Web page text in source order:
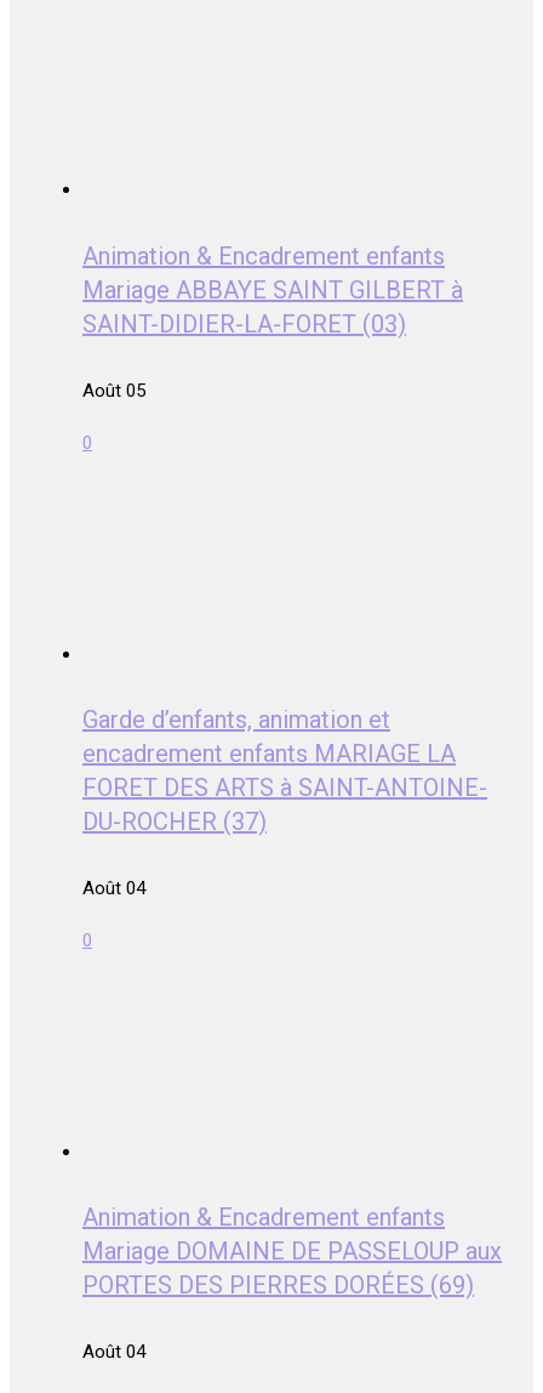
Animation & Encadrement enfants
Mariage ABBAYE SAINT GILBERT à
SAINT-DIDIER-LA-FORET (03)
Août 05
0
Garde d’enfants, animation et
encadrement enfants MARIAGE LA
FORET DES ARTS à SAINT-ANTOINE-
DU-ROCHER (37)
Août 04
0
Animation & Encadrement enfants
Mariage DOMAINE DE PASSELOUP aux
PORTES DES PIERRES DORÉES (69)
Août 04